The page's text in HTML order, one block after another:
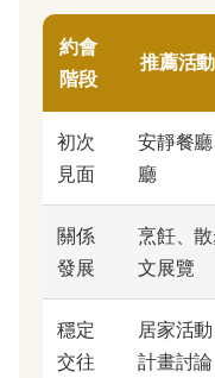
約會
階段
推薦活動
初次
見面
安靜餐
廳
關係
發展
烹飪、
文展覽
穩定
交往
居家活
計畫討論